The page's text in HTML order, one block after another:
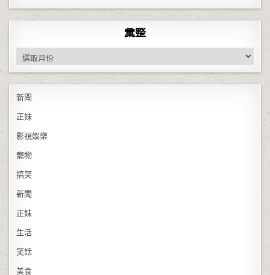
彙整
彙整
新聞
正妹
影視娛樂
寵物
搞笑
新聞
正妹
生活
笑話
美食